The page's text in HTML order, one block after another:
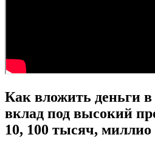
Как вложить деньги
вклад под высокий
10, 100 тысяч, миллио